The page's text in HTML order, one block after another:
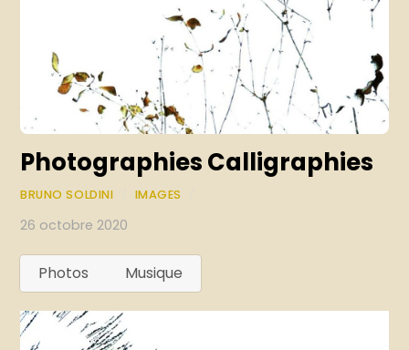
Photographies Calligraphies
BRUNO SOLDINI IMAGES
26 octobre 2020
Photos Musique